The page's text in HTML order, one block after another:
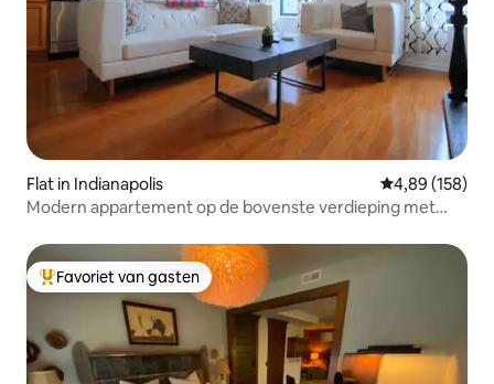
Flat in Indianapolis Gemiddelde
4,89 (158)
Modern appartement op de bovenste verdieping met
Topfavoriet van gasten
Favoriet van gasten